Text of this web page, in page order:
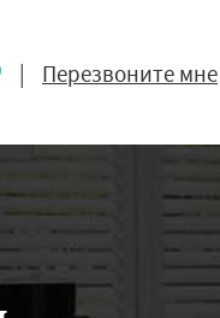
| Перезвоните мне